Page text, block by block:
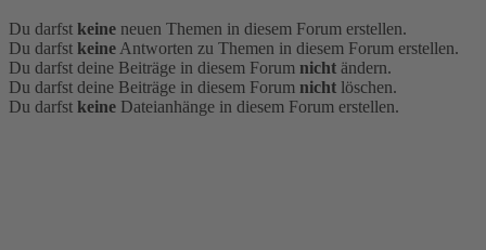
Du darfst keine neuen Themen in diesem Forum erstellen.
Du darfst keine Antworten zu Themen in diesem Forum erstellen.
Du darfst deine Beiträge in diesem Forum nicht ändern.
Du darfst deine Beiträge in diesem Forum nicht löschen.
Du darfst keine Dateianhänge in diesem Forum erstellen.